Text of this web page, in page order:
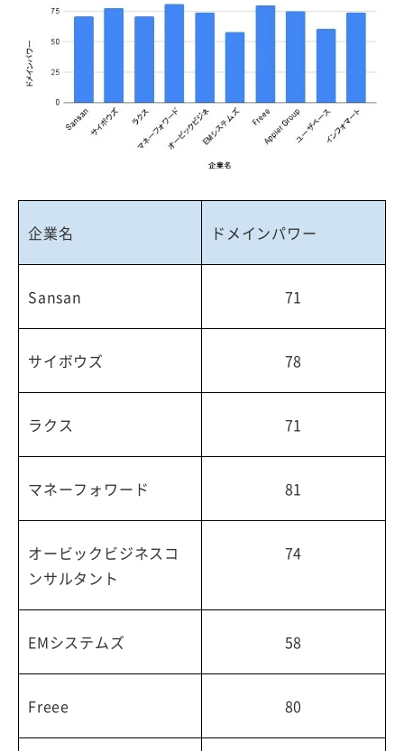
企業名 ドメインパワー
Sansan 71
サイボウズ 78
ラクス 71
マネーフォワード 81
オービックビジネスコ
ンサルタント
74
EMシステムズ 58
Freee 80